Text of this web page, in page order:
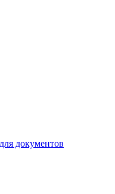
документов